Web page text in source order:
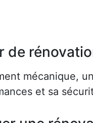
de
mécanique,
et sa